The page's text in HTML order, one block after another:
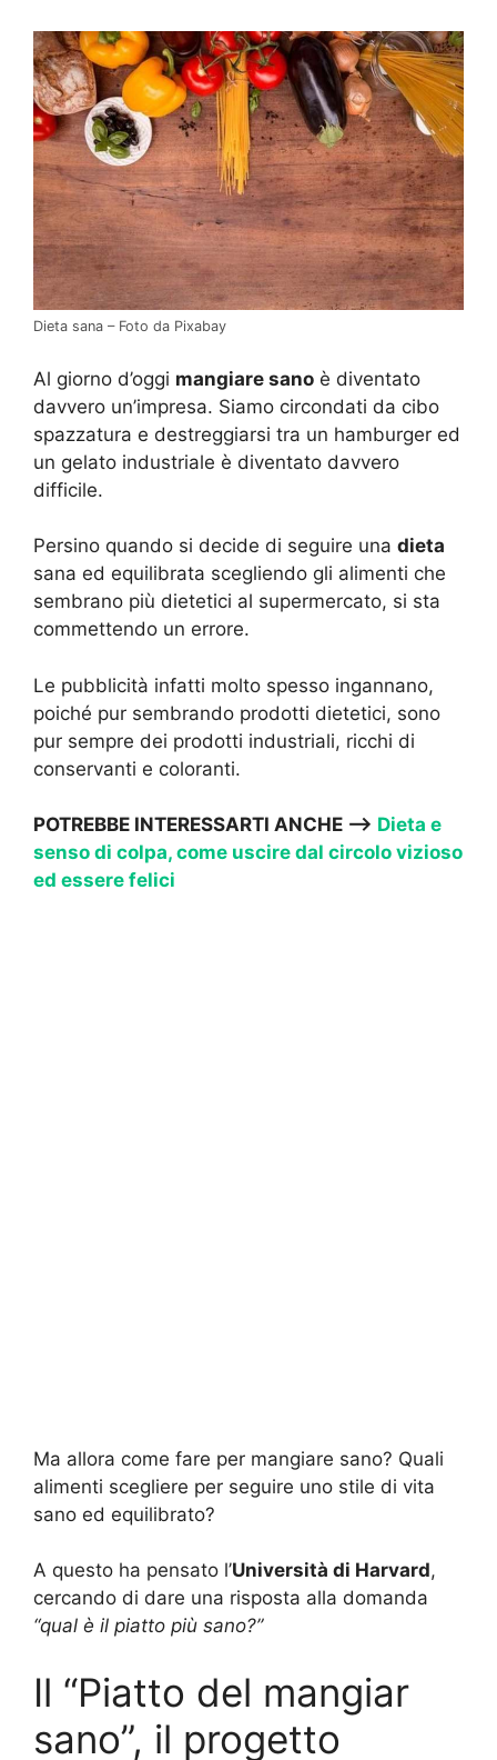
Dieta sana – Foto da Pixabay
Al giorno d’oggi mangiare sano è diventato
davvero un’impresa. Siamo circondati da cibo
spazzatura e destreggiarsi tra un hamburger ed
un gelato industriale è diventato davvero
difficile.
Persino quando si decide di seguire una dieta
sana ed equilibrata scegliendo gli alimenti che
sembrano più dietetici al supermercato, si sta
commettendo un errore.
Le pubblicità infatti molto spesso ingannano,
poiché pur sembrando prodotti dietetici, sono
pur sempre dei prodotti industriali, ricchi di
conservanti e coloranti.
POTREBBE INTERESSARTI ANCHE —-> Dieta e
senso di colpa, come uscire dal circolo vizioso
ed essere felici
Ma allora come fare per mangiare sano? Quali
alimenti scegliere per seguire uno stile di vita
sano ed equilibrato?
A questo ha pensato l’Università di Harvard,
cercando di dare una risposta alla domanda
“qual è il piatto più sano?”
Il “Piatto del mangiar
sano”, il progetto